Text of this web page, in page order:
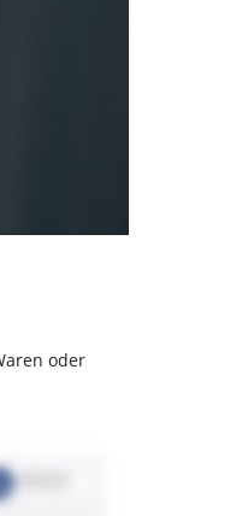
oder